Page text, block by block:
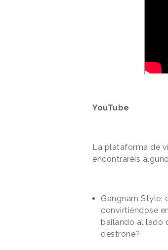
YouTube
La plataforma de
encontraréis
Gangnam Style:
convirtiéndose
bailando al lado
destrone?